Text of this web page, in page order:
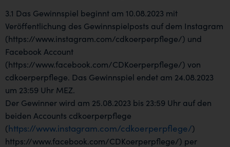
3.1 Das Gewinnspiel beginnt am 10.08.2023 mit
Veröffentlichung des Gewinnspielposts auf dem Instagram
(https://www.instagram.com/cdkoerperpflege/) und
Facebook Account
(https://www.facebook.com/CDKoerperpflege/) von
cdkoerperpflege. Das Gewinnspiel endet am 24.08.2023
um 23:59 Uhr MEZ.
Der Gewinner wird am 25.08.2023 bis 23:59 Uhr auf den
beiden Accounts cdkoerperpflege
(https://www.instagram.com/cdkoerperpflege/)
https://www.facebook.com/CDKoerperpflege/) per